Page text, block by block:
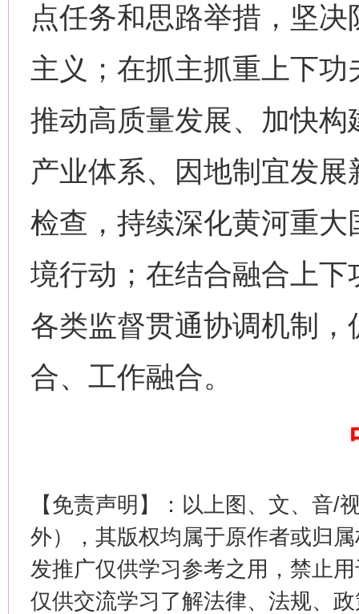
点任务和思路举措，坚
主义；在抓主抓重上下
推动高质量发展、加快
产业体系、因地制宜发
检查，持续深化黄河重
境行动；在结合融合上
各类监督贯通协调机制
合、工作融合。
【免责声明】：以上图、文、音/
外），其版权均属于原作者或归
发推广仅供学习参考之用，禁止
仅供交流学习了解法律、法规、